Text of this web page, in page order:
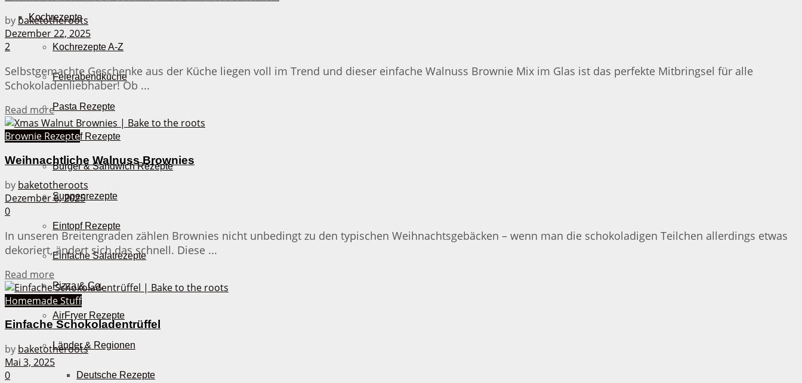
Kochrezepte
Kochrezepte A-Z
Feierabendküche
Pasta Rezepte
Auflauf Rezepte
Burger & Sandwich Rezepte
Suppenrezepte
Eintopf Rezepte
Einfache Salatrezepte
Pizza & Co.
AirFryer Rezepte
Länder & Regionen
Deutsche Rezepte
by baketotheroots
Dezember 22, 2025
2
Selbstgemachte Geschenke aus der Küche liegen voll im Trend und dieser einfache Walnuss Brownie Mix im Glas ist das perfekte Mitbringsel für alle
Schokoladenliebhaber! Ob ...
Read moreDetails
Brownie Rezepte
Weihnachtliche Walnuss Brownies
by baketotheroots
Dezember 6, 2025
0
In unseren Breitengraden zählen Brownies nicht unbedingt zu den typischen Weihnachtsgebäcken – wenn man die schokoladigen Teilchen allerdings etwas
dekoriert, ändert sich das schnell. Diese ...
Read more
Homemade Stuff
Einfache Schokoladentrüffel
by baketotheroots
Mai 3, 2025
0